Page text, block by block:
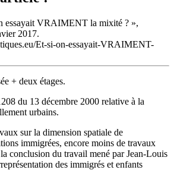
essayait VRAIMENT la mixité ? »,
2017.
Et-si-on-essayait-VRAIMENT-
+ deux étages.
du 13 décembre 2000 relative à la
urbains.
sur la dimension spatiale de
immigrées, encore moins de travaux
conclusion du travail mené par Jean-Louis
des immigrés et enfants